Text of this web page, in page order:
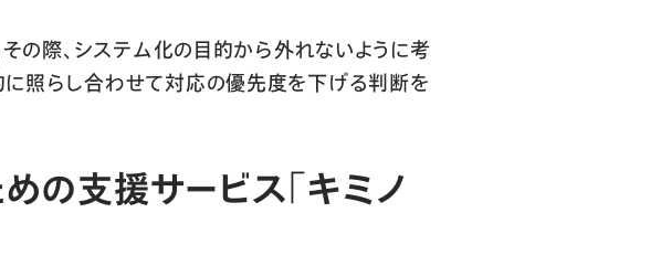
の際、システム化の目的から外れないように考
に照らし合わせて対応の優先度を下げる判断を
の支援サービス「キミノ